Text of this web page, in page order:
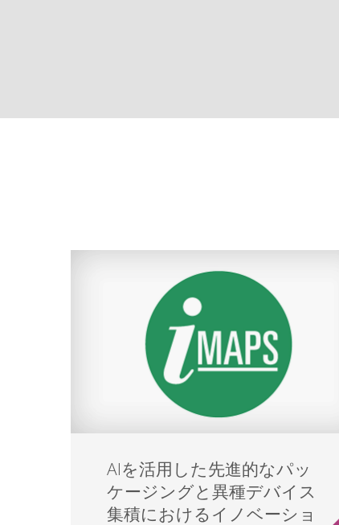
AIを活用した先進的なパッ
ケージングと異種デバイス
集積におけるイノベーショ